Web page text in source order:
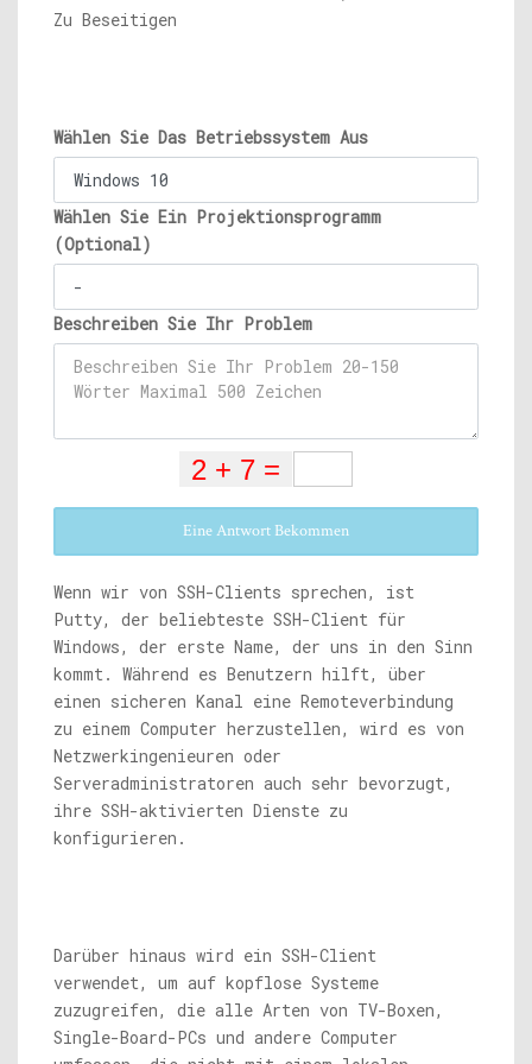
Zu Beseitigen
Wählen Sie Das Betriebssystem Aus
Wählen Sie Ein Projektionsprogramm
(Optional)
Beschreiben Sie Ihr Problem
Eine Antwort Bekommen
Wenn wir von SSH-Clients sprechen, ist
Putty, der beliebteste SSH-Client für
Windows, der erste Name, der uns in den Sinn
kommt. Während es Benutzern hilft, über
einen sicheren Kanal eine Remoteverbindung
zu einem Computer herzustellen, wird es von
Netzwerkingenieuren oder
Serveradministratoren auch sehr bevorzugt,
ihre SSH-aktivierten Dienste zu
konfigurieren.
Darüber hinaus wird ein SSH-Client
verwendet, um auf kopflose Systeme
zuzugreifen, die alle Arten von TV-Boxen,
Single-Board-PCs und andere Computer